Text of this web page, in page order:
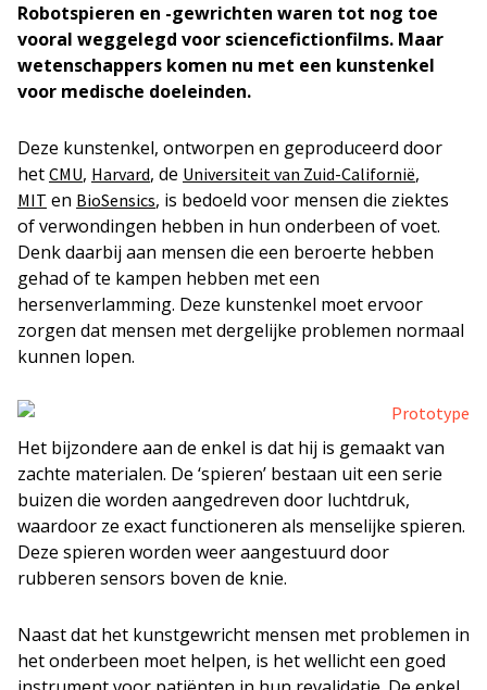
Robotspieren en -gewrichten waren tot nog toe
vooral weggelegd voor sciencefictionfilms. Maar
wetenschappers komen nu met een kunstenkel
voor medische doeleinden.
Deze kunstenkel, ontworpen en geproduceerd door
het CMU, Harvard, de Universiteit van Zuid-Californië,
MIT en BioSensics, is bedoeld voor mensen die ziektes
of verwondingen hebben in hun onderbeen of voet.
Denk daarbij aan mensen die een beroerte hebben
gehad of te kampen hebben met een
hersenverlamming. Deze kunstenkel moet ervoor
zorgen dat mensen met dergelijke problemen normaal
kunnen lopen.
Het bijzondere aan de enkel is dat hij is gemaakt van
zachte materialen. De ‘spieren’ bestaan uit een serie
buizen die worden aangedreven door luchtdruk,
waardoor ze exact functioneren als menselijke spieren.
Deze spieren worden weer aangestuurd door
rubberen sensors boven de knie.
Naast dat het kunstgewricht mensen met problemen in
het onderbeen moet helpen, is het wellicht een goed